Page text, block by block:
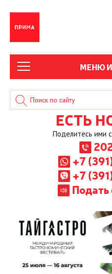
МЕНЮ
ЕСТЬ
Поделитесь ими
+7
+7
Подать